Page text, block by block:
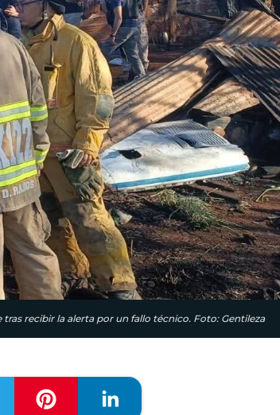
recibir la alerta por un fallo técnico. Foto: Gentileza